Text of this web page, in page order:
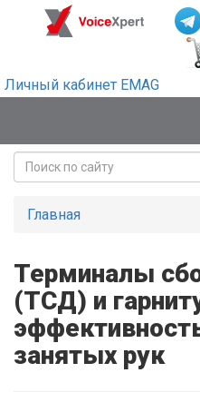
Личный кабинет EMAG
Главная
Терминалы
(ТСД) и
занятых рук